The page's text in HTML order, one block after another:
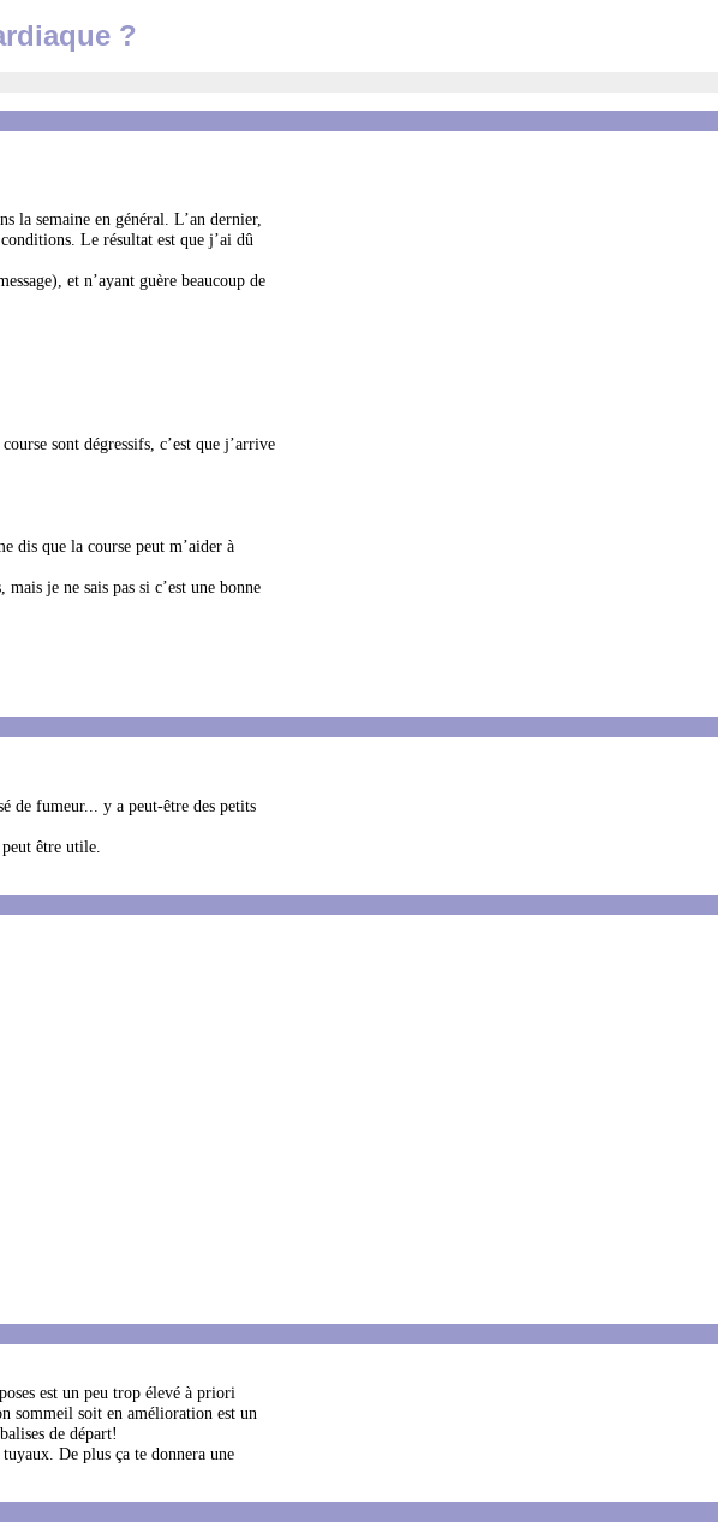
?
la semaine en général. L’an dernier,
Le résultat est que j’ai dû
et n’ayant guère beaucoup de
sont dégressifs, c’est que j’arrive
dis que la course peut m’aider à
je ne sais pas si c’est une bonne
de fumeur... y a peut-être des petits
être utile.
est un peu trop élevé à priori
sommeil soit en amélioration est un
de départ!
De plus ça te donnera une